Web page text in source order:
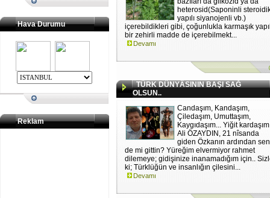
Hava Durumu
Reklam
heterosid(Saponinli
yapılı siyanojenli vb.)
içerebildikleri gibi, çoğunlukla karmaşık
bir zehirli madde de içerebilmekt...
Devamı
TÜRK DÜNYÂSININ BAŞI SAĞ
OLSUN..
Candaşım, Kandaşım,
Çiledaşım, Umuttaşım,
Kaygıdaşım... Yiğit kardaşım
Ali ÖZAYDIN, 21 nîsanda
giden Özkanın ardından sen
de mi gittin? Yüreğim elvermiyor rahmet
dilemeye; gidişinize inanamadığım için..
ki; Türklüğün ve insanlığın çilesini...
Devamı